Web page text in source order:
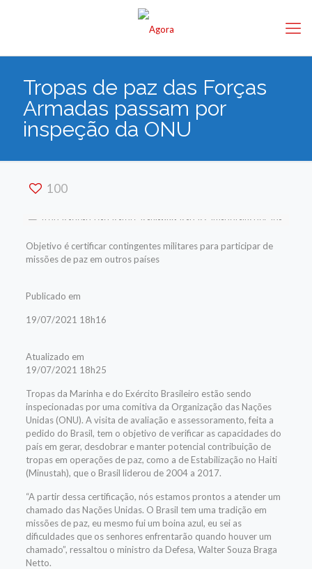
Tropas de paz das Forças
Armadas passam por
inspeção da ONU
100
Objetivo é certificar contingentes militares para participar de
missões de paz em outros países
Publicado em
19/07/2021 18h16
Atualizado em
19/07/2021 18h25
Tropas da Marinha e do Exército Brasileiro estão sendo
inspecionadas por uma comitiva da Organização das Nações
Unidas (ONU). A visita de avaliação e assessoramento, feita a
pedido do Brasil, tem o objetivo de verificar as capacidades do
país em gerar, desdobrar e manter potencial contribuição de
tropas em operações de paz, como a de Estabilização no Haiti
(Minustah), que o Brasil liderou de 2004 a 2017.
“A partir dessa certificação, nós estamos prontos a atender um
chamado das Nações Unidas. O Brasil tem uma tradição em
missões de paz, eu mesmo fui um boina azul, eu sei as
dificuldades que os senhores enfrentarão quando houver um
chamado”, ressaltou o ministro da Defesa, Walter Souza Braga
Netto.